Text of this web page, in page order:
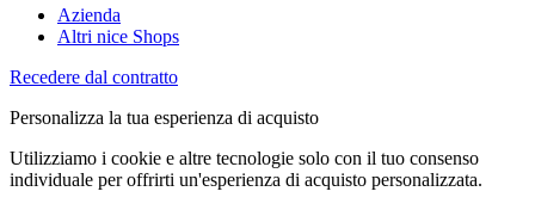
Azienda
Altri nice Shops
Recedere dal contratto
Personalizza la tua esperienza di acquisto
Utilizziamo i cookie e altre tecnologie solo con il tuo consenso
individuale per offrirti un'esperienza di acquisto personalizzata.